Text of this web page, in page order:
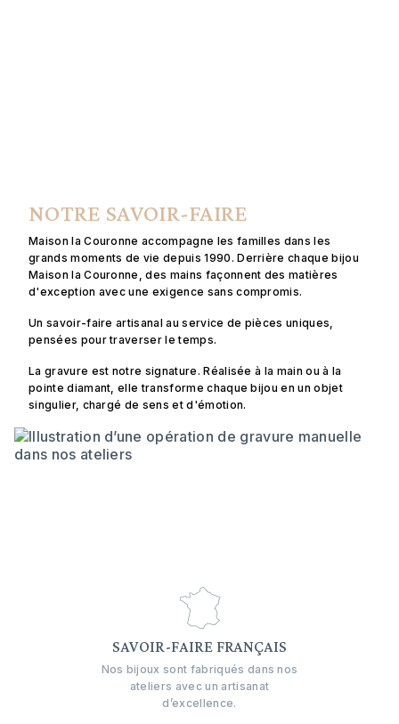
NOTRE SAVOIR-FAIRE
Maison la Couronne accompagne les familles dans les
grands moments de vie depuis 1990. Derrière chaque bijou
Maison la Couronne, des mains façonnent des matières
d'exception avec une exigence sans compromis.
Un savoir-faire artisanal au service de pièces uniques,
pensées pour traverser le temps.
La gravure est notre signature. Réalisée à la main ou à la
pointe diamant, elle transforme chaque bijou en un objet
singulier, chargé de sens et d'émotion.
SAVOIR-FAIRE FRANÇAIS
Nos bijoux sont fabriqués dans nos
ateliers avec un artisanat
d’excellence.